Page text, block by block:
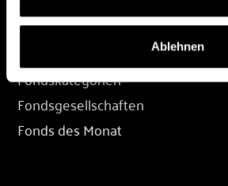
Ablehnen
FONDS
Fondskategorien
Fondsgesellschaften
Fonds des Monat